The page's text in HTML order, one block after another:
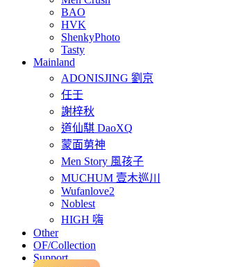
BAO
HVK
ShenkyPhoto
Tasty
Mainland
ADONISJING 劉京
任壬
謝梓秋
道仙騏 DaoXQ
蒙面莮神
Men Story 風孩子
MUCHUM 壹木巡川
Wufanlove2
Noblest
HIGH 嗨
Other
OF/Collection
Support